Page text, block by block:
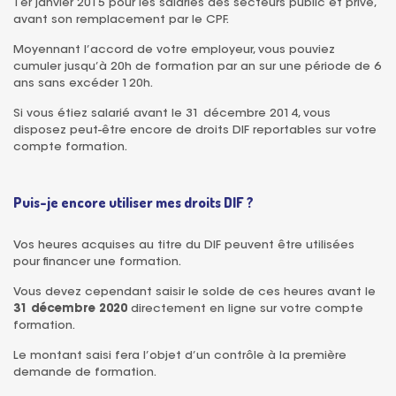
1er janvier 2015 pour les salariés des secteurs public et privé,
avant son remplacement par le CPF.
Moyennant l’accord de votre employeur, vous pouviez
cumuler jusqu’à 20h de formation par an sur une période de 6
ans sans excéder 120h.
Si vous étiez salarié avant le 31 décembre 2014, vous
disposez peut-être encore de droits DIF reportables sur votre
compte formation.
Puis-je encore utiliser mes droits DIF ?
Vos heures acquises au titre du DIF peuvent être utilisées
pour financer une formation.
Vous devez cependant saisir le solde de ces heures avant le
31 décembre 2020 directement en ligne sur votre compte
formation.
Le montant saisi fera l’objet d’un contrôle à la première
demande de formation.